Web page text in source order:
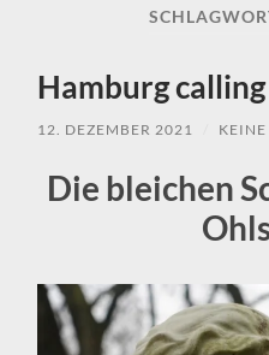
Hamburg
12. DEZEMBER 2021
Die bleichen